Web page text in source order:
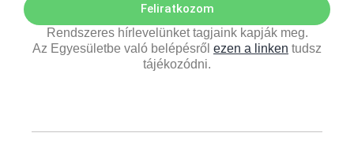
Feliratkozom
Rendszeres hírlevelünket tagjaink kapják meg.
Az Egyesületbe való belépésről ezen a linken tudsz
tájékozódni.